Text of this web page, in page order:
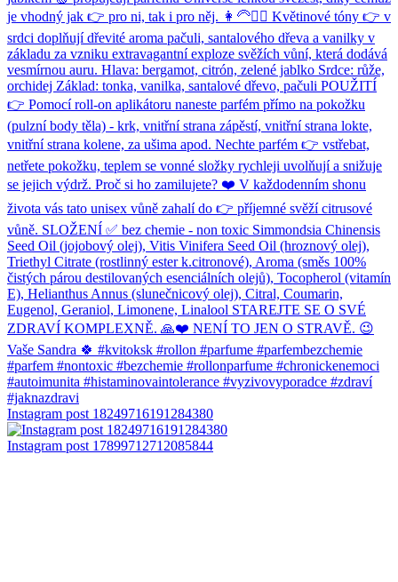
Instagram post 18249716191284380
Instagram post 17899712712085844